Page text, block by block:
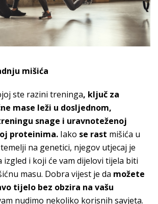
mišića
ste razini treninga, ključ za
mase leži u dosljednom,
snage i uravnoteženoj
proteinima. Iako se rast mišića u
na genetici, njegov utjecaj je
izgled i koji će vam dijelovi tijela biti
masu. Dobra vijest je da možete
tijelo bez obzira na vašu
nudimo nekoliko korisnih savjeta.